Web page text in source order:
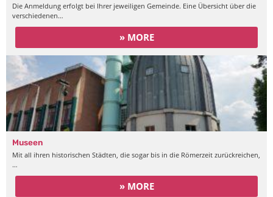
Die Anmeldung erfolgt bei Ihrer jeweiligen Gemeinde. Eine Übersicht über die
verschiedenen…
» MORE
Museen
Mit all ihren historischen Städten, die sogar bis in die Römerzeit zurückreichen,
…
» MORE